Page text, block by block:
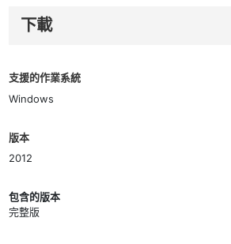
下載
支援的作業系統
Windows
版本
2012
包含的版本
完整版